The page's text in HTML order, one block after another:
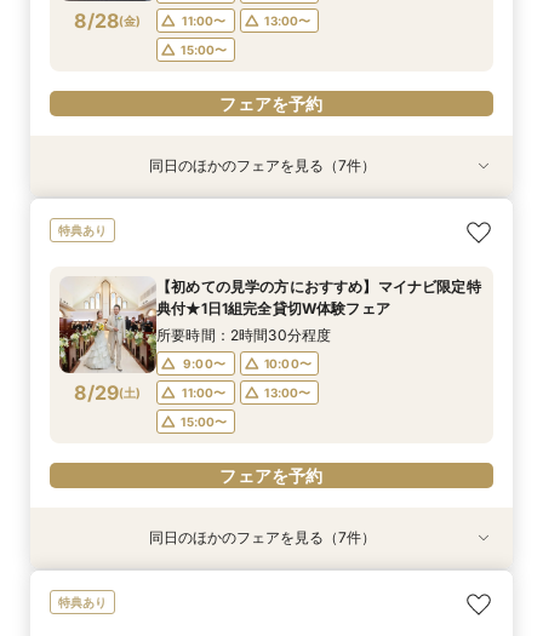
フェアを予約
14:00〜
フェアを予約
15:00〜
フェアを予約
フェアを予約
フェアを予約
フェアを予約
フェアを予約
8/28(金)
11:00〜
13:00〜
15:00〜
フェアを予約
8/28(金)
【初めての見学の方におすすめ】マイナビ限定特
9:00〜
10:00〜
11:00〜
13:00〜
15:00〜
フェアを予約
8/28(金)
【少人数OK‼】＼先輩カップルが納得した／フォ
所要時間：2時間30分程度
11:30〜
12:30〜
14:00〜
フェアを予約
8/28(金)
＼会場使用料半額プレゼント／【6名～でも憧れ
所要時間：2時間30分程度
11:00〜
14:00〜
15:00〜
フェアを予約
8/28(金)
【最大90分クイック相談】初めての見学、効率
10:00〜
11:00〜
13:00〜
14:00〜
16:00〜
フェアを予約
8/28(金)
【大切なペットと叶える♪】With Petウェディン
10:00〜
12:00〜
14:00〜
16:00〜
17:00〜
フェアを予約
8/28(金)
【マイナビ限定スイーツプレゼント付き】フォト
ウェディング・フォト+会食をご検討の方必見！
ディング相談会♪
所要時間：2時間程度
14:00〜
15:00〜
フェアを予約
8/28(金)
迷い始めたら参加！【2件目以降に◎】会場徹底
9:00〜
10:00〜
11:00〜
14:00〜
15:00〜
フェアを予約
同日のほかのフェアを見る（7件）
特典あり
8/29(土)
【初めての見学の方におすすめ】マイナビ限定特
典付★1日1組完全貸切W体験フェア
所要時間：2時間30分程度
9:00〜
10:00〜
11:00〜
13:00〜
15:00〜
フェアを予約
【少人数OK‼】＼先輩カップルが納得した／フォ
＼会場使用料半額プレゼント／【6名～でも憧れ
【最大90分クイック相談】初めての見学、効率
【大切なペットと叶える♪】With Petウェディン
【マイナビ限定スイーツプレゼント付き】フォト
ウェディング・フォト+会食をご検討の方必見！
迷い始めたら参加！【2件目以降に◎】会場徹底
同日のほかのフェアを見る（7件）
特典あり